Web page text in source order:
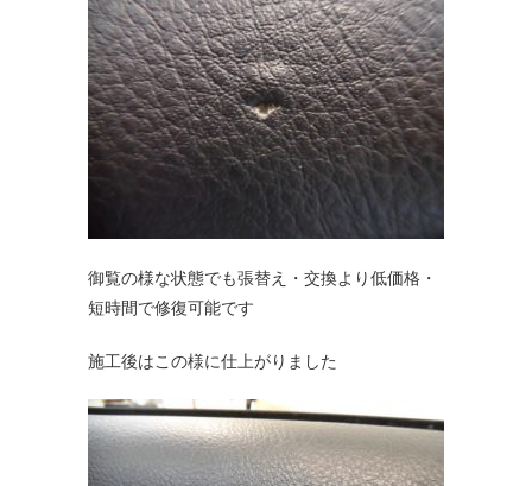
御覧の様な状態でも張替え・交換より低価格・
短時間で修復可能です
施工後はこの様に仕上がりました